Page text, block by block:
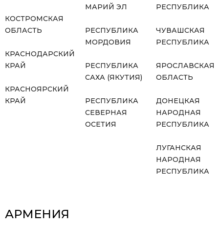
КОСТРОМСКАЯ
ОБЛАСТЬ
КРАСНОДАРСКИЙ
КРАЙ
КРАСНОЯРСКИЙ
КРАЙ
МАРИЙ ЭЛ
РЕСПУБЛИКА
МОРДОВИЯ
РЕСПУБЛИКА
САХА (ЯКУТИЯ)
РЕСПУБЛИКА
СЕВЕРНАЯ
ОСЕТИЯ
РЕСПУБЛИКА
ЧУВАШСКАЯ
РЕСПУБЛИКА
ЯРОСЛАВСКАЯ
ОБЛАСТЬ
ДОНЕЦКАЯ
НАРОДНАЯ
РЕСПУБЛИКА
ЛУГАНСКАЯ
НАРОДНАЯ
РЕСПУБЛИКА
АРМЕНИЯ